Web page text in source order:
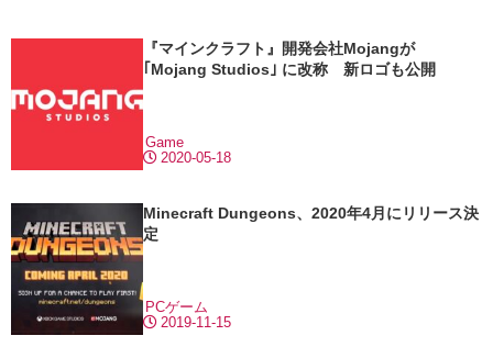
『マインクラフト』開発会社Mojangが
｢Mojang Studios｣ に改称 新ロゴも公開
2020-05-18
Game
Minecraft Dungeons、2020年4月にリリース決
定
2019-11-15
PCゲーム